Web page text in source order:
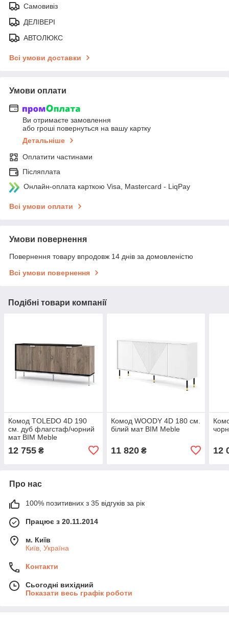
Самовивіз
ДЕЛІВЕРІ
АВТОЛЮКС
Всі умови доставки
Умови оплати
Ви отримаєте замовлення
або гроші повернуться на вашу картку
Детальніше
Оплатити частинами
Післяплата
Онлайн-оплата карткою Visa, Mastercard - LiqPay
Всі умови оплати
Умови повернення
Повернення товару впродовж 14 днів за домовленістю
Всі умови повернення
Подібні товари компанії
Комод TOLEDO 4D 190
см. дуб флагстаф/чорний
мат BIM Meble
12 755 ₴
Комод WOODY 4D 180 см.
білий мат BIM Meble
11 820₴ 12
Про нас
100% позитивних з 35 відгуків за рік
Працює з 20.11.2014
м. Київ
Київ, Україна
Контакти
Сьогодні вихідний
Показати весь графік роботи